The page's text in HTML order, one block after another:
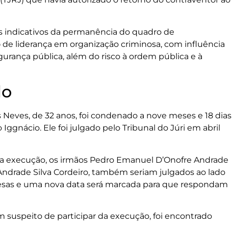
da permanência do quadro de
liderança em organização criminosa, com influência
pública, além do risco à ordem pública e à
de 32 anos, foi condenado a nove meses e 18 dias
Ele foi julgado pelo Tribunal do Júri em abril
os irmãos Pedro Emanuel D’Onofre Andrade
Silva Cordeiro, também seriam julgados ao lado
e uma nova data será marcada para que respondam
suspeito de participar da execução, foi encontrado